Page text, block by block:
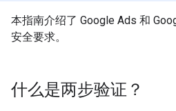
本指南介绍了 Google Ads 和
安全要求。
什么是两步验证？